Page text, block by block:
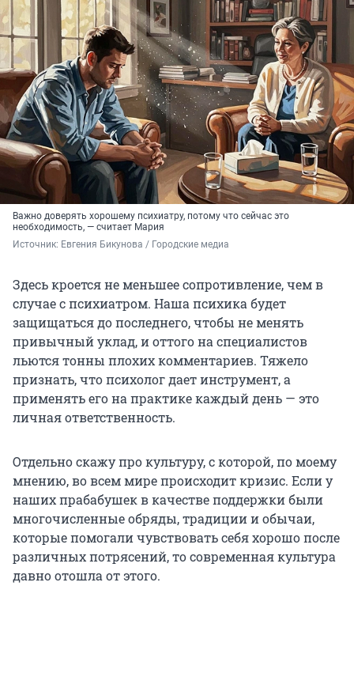
Важно доверять хорошему психиатру, потому что сейчас это
необходимость, — считает Мария
Источник: Евгения Бикунова / Городские медиа
Здесь кроется не меньшее сопротивление, чем в
случае с психиатром. Наша психика будет
защищаться до последнего, чтобы не менять
привычный уклад, и оттого на специалистов
льются тонны плохих комментариев. Тяжело
признать, что психолог дает инструмент, а
применять его на практике каждый день — это
личная ответственность.
Отдельно скажу про культуру, с которой, по моему
мнению, во всем мире происходит кризис. Если у
наших прабабушек в качестве поддержки были
многочисленные обряды, традиции и обычаи,
которые помогали чувствовать себя хорошо после
различных потрясений, то современная культура
давно отошла от этого.